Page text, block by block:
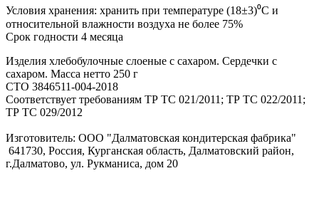
Условия хранения: хранить при температуре (18±3)⁰С и
относительной влажности воздуха не более 75%
Срок годности 4 месяца
Изделия хлебобулочные слоеные с сахаром. Сердечки с
сахаром. Масса нетто 250 г
СТО 3846511-004-2018
Соответствует требованиям ТР ТС 021/2011; ТР ТС 022/2011;
ТР ТС 029/2012
Изготовитель: ООО "Далматовская кондитерская фабрика"
641730, Россия, Курганская область, Далматовский район,
г.Далматово, ул. Рукманиса, дом 20